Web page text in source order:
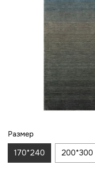
Размер
170*240 200*300